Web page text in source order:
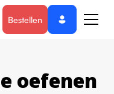
Bestellen
oefenen